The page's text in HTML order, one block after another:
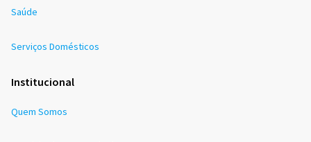
Saúde
Serviços Domésticos
Institucional
Quem Somos